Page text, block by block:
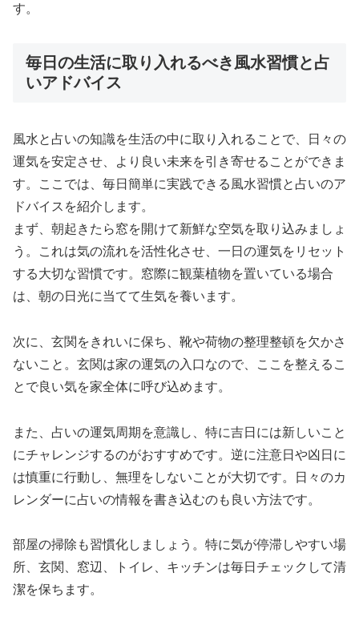
す。
毎日の生活に取り入れるべき風水習慣と占
いアドバイス
風水と占いの知識を生活の中に取り入れることで、日々の
運気を安定させ、より良い未来を引き寄せることができま
す。ここでは、毎日簡単に実践できる風水習慣と占いのア
ドバイスを紹介します。
まず、朝起きたら窓を開けて新鮮な空気を取り込みましょ
う。これは気の流れを活性化させ、一日の運気をリセット
する大切な習慣です。窓際に観葉植物を置いている場合
は、朝の日光に当てて生気を養います。
次に、玄関をきれいに保ち、靴や荷物の整理整頓を欠かさ
ないこと。玄関は家の運気の入口なので、ここを整えるこ
とで良い気を家全体に呼び込めます。
また、占いの運気周期を意識し、特に吉日には新しいこと
にチャレンジするのがおすすめです。逆に注意日や凶日に
は慎重に行動し、無理をしないことが大切です。日々のカ
レンダーに占いの情報を書き込むのも良い方法です。
部屋の掃除も習慣化しましょう。特に気が停滞しやすい場
所、玄関、窓辺、トイレ、キッチンは毎日チェックして清
潔を保ちます。